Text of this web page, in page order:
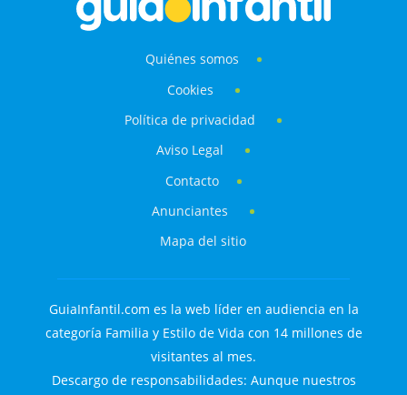
Quiénes somos
Cookies
Política de privacidad
Aviso Legal
Contacto
Anunciantes
Mapa del sitio
GuiaInfantil.com es la web líder en audiencia en la
categoría Familia y Estilo de Vida con 14 millones de
visitantes al mes.
Descargo de responsabilidades: Aunque nuestros